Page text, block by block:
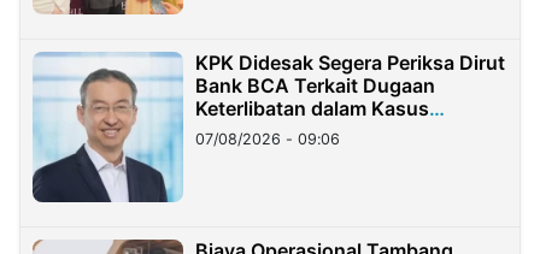
KPK Didesak Segera Periksa Dirut
Bank BCA Terkait Dugaan
Keterlibatan dalam Kasus
Hilangnya Dana Nasabah Rp2,58
Miliar
07/08/2026 - 09:06